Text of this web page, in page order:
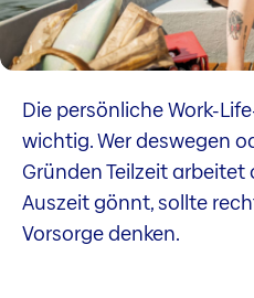
Die persönliche Work-
wichtig. Wer deswegen
Gründen Teilzeit
Auszeit gönnt, sollte
Vorsorge denken.